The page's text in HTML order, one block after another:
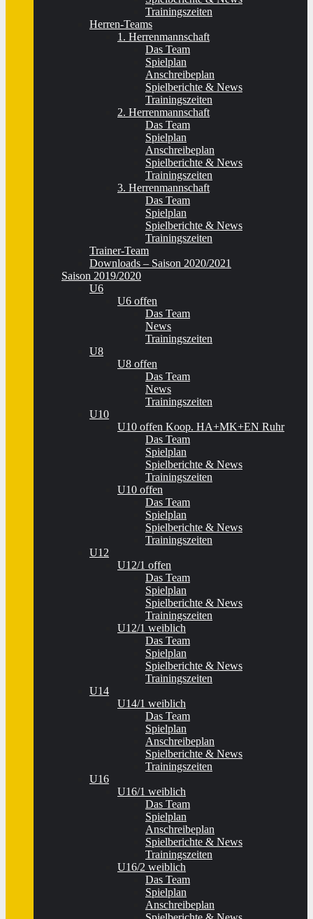
Trainingszeiten
Herren-Teams
1. Herrenmannschaft
Das Team
Spielplan
Anschreibeplan
Spielberichte & News
Trainingszeiten
2. Herrenmannschaft
Das Team
Spielplan
Anschreibeplan
Spielberichte & News
Trainingszeiten
3. Herrenmannschaft
Das Team
Spielplan
Spielberichte & News
Trainingszeiten
Trainer-Team
Downloads – Saison 2020/2021
Saison 2019/2020
U6
U6 offen
Das Team
News
Trainingszeiten
U8
U8 offen
Das Team
News
Trainingszeiten
U10
U10 offen Koop. HA+MK+EN Ruhr
Das Team
Spielplan
Spielberichte & News
Trainingszeiten
U10 offen
Das Team
Spielplan
Spielberichte & News
Trainingszeiten
U12
U12/1 offen
Das Team
Spielplan
Spielberichte & News
Trainingszeiten
U12/1 weiblich
Das Team
Spielplan
Spielberichte & News
Trainingszeiten
U14
U14/1 weiblich
Das Team
Spielplan
Anschreibeplan
Spielberichte & News
Trainingszeiten
U16
U16/1 weiblich
Das Team
Spielplan
Anschreibeplan
Spielberichte & News
Trainingszeiten
U16/2 weiblich
Das Team
Spielplan
Anschreibeplan